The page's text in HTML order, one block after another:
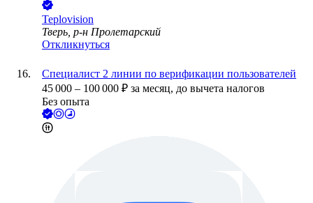
Teplovision
Тверь, р-н Пролетарский
Откликнуться
Специалист 2 линии по верификации пользователей
45 000 – 100 000 ₽ за месяц, до вычета налогов
Без опыта